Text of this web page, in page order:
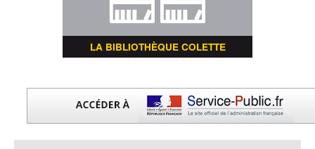
LA BIBLIOTHÈQUE COLETTE